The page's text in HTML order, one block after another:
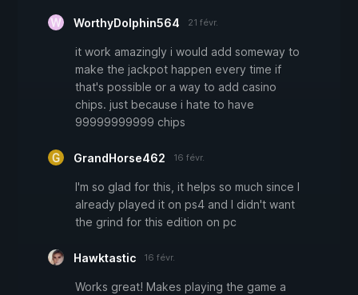
WorthyDolphin564 21 févr.
it work amazingly i would add someway to
make the jackpot happen every time if
that's possible or a way to add casino
chips. just because i hate to have
99999999999 chips
GrandHorse462 16 févr.
I'm so glad for this, it helps so much since I
already played it on ps4 and I didn't want
the grind for this edition on pc
Hawktastic 16 févr.
Works great! Makes playing the game a